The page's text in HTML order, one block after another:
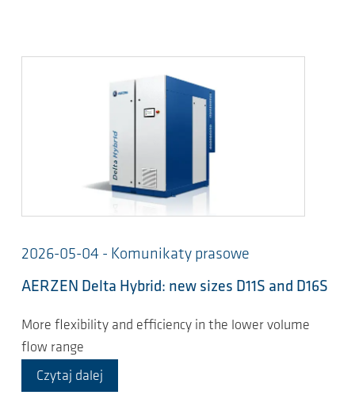
2026-05-04 - Komunikaty prasowe
AERZEN Delta Hybrid: new sizes D11S and D16S
More flexibility and efficiency in the lower volume
flow range
Czytaj dalej